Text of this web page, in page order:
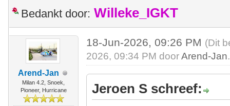
Bedankt door: Willeke_IGKT
Arend-Jan
Milan 4.2, Snoek,
Pioneer, Hurricane
18-Jun-2026, 09:26 PM (Dit
2026, 09:34 PM doorArend-Jan
Jeroen S schreef: